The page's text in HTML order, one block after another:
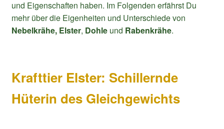
und Eigenschaften haben. Im Folgenden erfährst Du
mehr über die Eigenheiten und Unterschiede von
Nebelkrähe, Elster, Dohleund Rabenkrähe.
Krafttier Elster: Schillernde
Hüterin des Gleichgewichts